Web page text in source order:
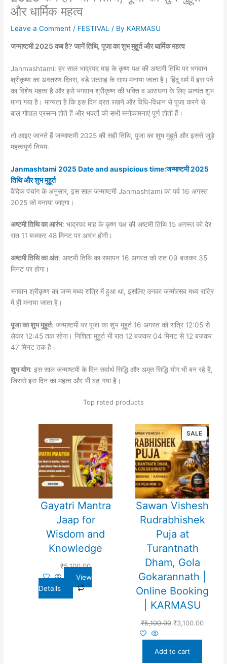
और धार्मिक महत्व
Leave a Comment / FESTIVAL / By KARMASU
जन्माष्टमी 2025 कब है? जानें तिथि, पूजा का शुभ मुहूर्त और धार्मिक महत्व
Janmashtami: हर साल भाद्रपद माह के कृष्ण पक्ष की अष्टमी तिथि पर भगवान
श्रीकृष्ण का अवतरण दिवस, बड़े उत्साह के साथ मनाया जाता है। हिंदू धर्म में इस पर्व
का विशेष महत्व है और इसे भगवान श्रीकृष्ण की भक्ति व आराधना के लिए अत्यंत शुभ
माना गया है। मान्यता है कि इस दिन व्रत रखने और विधि-विधान से पूजा करने से
बाल गोपाल प्रसन्न होते हैं और भक्तों की सभी मनोकामनाएं पूर्ण होती हैं।
तो आइए जानते हैं जन्माष्टमी 2025 की सही तिथि, पूजा का शुभ मुहूर्त और इससे जुड़े
महत्वपूर्ण नियम:
Janmashtami 2025 Date and auspicious time:जन्माष्टमी 2025
तिथि और शुभ मुहूर्त
वैदिक पंचांग के अनुसार, इस साल जन्माष्टमी Janmashtami का पर्व 16 अगस्त
2025 को मनाया जाएगा।
अष्टमी तिथि का आरंभ: भाद्रपद माह के कृष्ण पक्ष की अष्टमी तिथि 15 अगस्त को देर
रात 11 बजकर 48 मिनट पर आरंभ होगी।
अष्टमी तिथि का अंत: अष्टमी तिथि का समापन 16 अगस्त को रात 09 बजकर 35
मिनट पर होगा।
भगवान श्रीकृष्ण का जन्म मध्य रात्रि में हुआ था, इसलिए उनका जन्मोत्सव मध्य रात्रि
में ही मनाया जाता है।
पूजा का शुभ मुहूर्त: जन्माष्टमी पर पूजा का शुभ मुहूर्त 16 अगस्त को रात्रि 12:05 से
लेकर 12:45 तक रहेगा। निशिता मुहूर्त भी रात 12 बजकर 04 मिनट से 12 बजकर
47 मिनट तक है।
शुभ योग: इस साल जन्माष्टमी के दिन सर्वार्थ सिद्धि और अमृत सिद्धि योग भी बन रहे हैं,
जिससे इस दिन का महत्व और भी बढ़ गया है।
Top rated products
Gayatri Mantra
Jaap for
Wisdom and
Knowledge
₹5,100.00
View
Details
SALE
ON
SALE
Sawan Vishesh
Rudrabhishek
Puja at
Turantnath
Dham, Gola
Gokarannath |
Online Booking
| KARMASU
₹5,100.00 ₹3,100.00
Add to cart